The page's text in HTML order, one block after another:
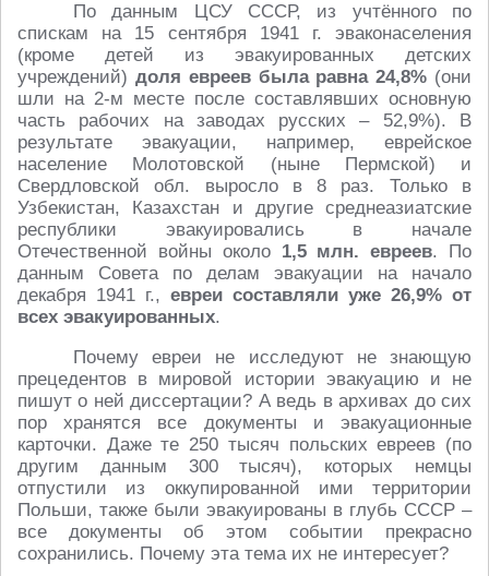
По данным ЦСУ СССР, из учтённого по
спискам на 15 сентября 1941 г. эваконаселения
(кроме детей из эвакуированных детских
учреждений) доля евреев была равна 24,8% (они
шли на 2-м месте после составлявших основную
часть рабочих на заводах русских – 52,9%). В
результате эвакуации, например, еврейское
население Молотовской (ныне Пермской) и
Свердловской обл. выросло в 8 раз. Только в
Узбекистан, Казахстан и другие среднеазиатские
республики эвакуировались в начале
Отечественной войны около 1,5 млн. евреев. По
данным Совета по делам эвакуации на начало
декабря 1941 г., евреи составляли уже 26,9% от
всех эвакуированных.
Почему евреи не исследуют не знающую
прецедентов в мировой истории эвакуацию и не
пишут о ней диссертации? А ведь в архивах до сих
пор хранятся все документы и эвакуационные
карточки. Даже те 250 тысяч польских евреев (по
другим данным 300 тысяч), которых немцы
отпустили из оккупированной ими территории
Польши, также были эвакуированы в глубь СССР –
все документы об этом событии прекрасно
сохранились. Почему эта тема их не интересует?